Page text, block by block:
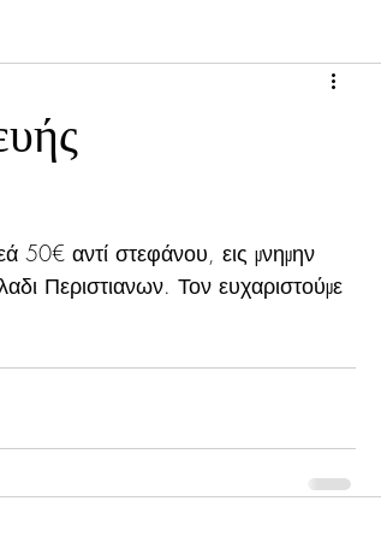
50€ αντί στεφάνου, εις μνημην
Περιστιανων. Τον ευχαριστούμε